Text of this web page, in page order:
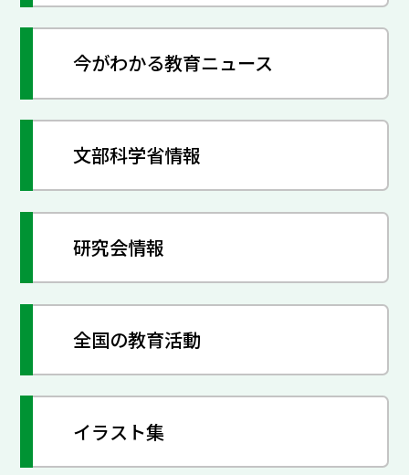
今がわかる教育ニュース
文部科学省情報
研究会情報
全国の教育活動
イラスト集